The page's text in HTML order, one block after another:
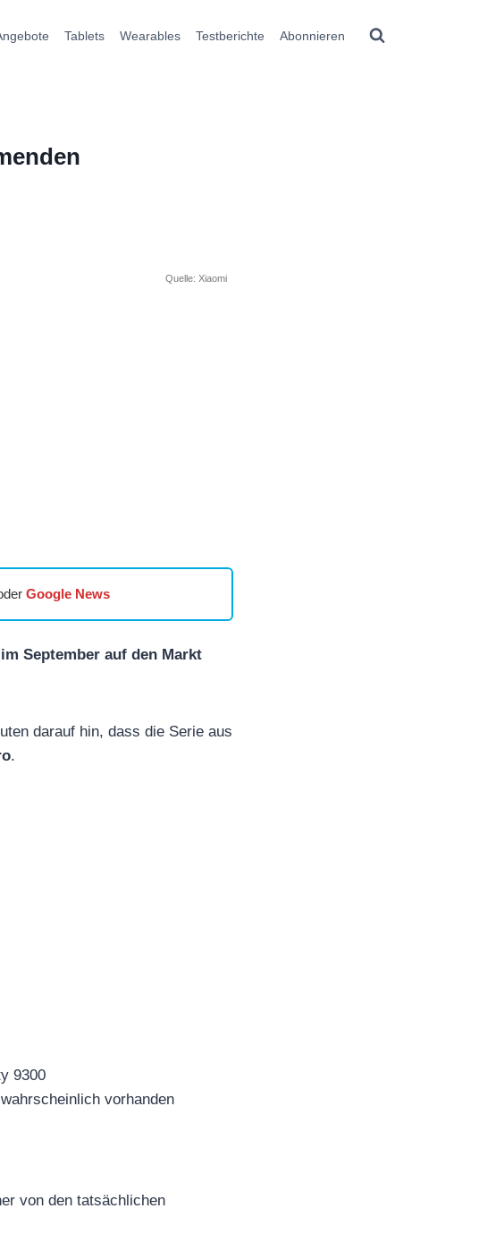
Tablets Wearables Testberichte Abonnieren
Quelle: Xiaomi
Google News
September auf den Markt
darauf hin, dass die Serie aus
.
9300
vorhanden
von den tatsächlichen